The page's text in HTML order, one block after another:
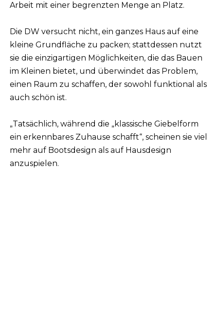
Arbeit mit einer begrenzten Menge an Platz.
Die DW versucht nicht, ein ganzes Haus auf eine
kleine Grundfläche zu packen; stattdessen nutzt
sie die einzigartigen Möglichkeiten, die das Bauen
im Kleinen bietet, und überwindet das Problem,
einen Raum zu schaffen, der sowohl funktional als
auch schön ist.
„Tatsächlich, während die „klassische Giebelform
ein erkennbares Zuhause schafft“, scheinen sie viel
mehr auf Bootsdesign als auf Hausdesign
anzuspielen.